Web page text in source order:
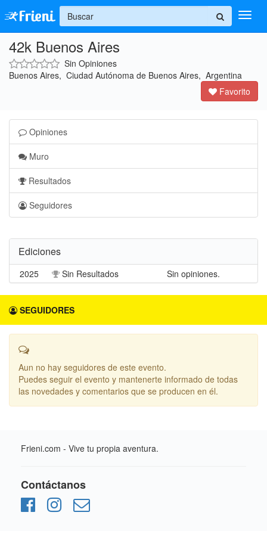
Ingresar
Inicio
+
42k Buenos Aires
Sin Opiniones
Buenos Aires, Ciudad Autónoma de Buenos Aires, Argentina
Favorito
Opiniones
Muro
Resultados
Seguidores
Ediciones
2025 Sin Resultados Sin opiniones.
SEGUIDORES
Aun no hay seguidores de este evento.
Puedes seguir el evento y mantenerte informado de todas
las novedades y comentarios que se producen en él.
Frieni.com - Vive tu propia aventura.
Contáctanos